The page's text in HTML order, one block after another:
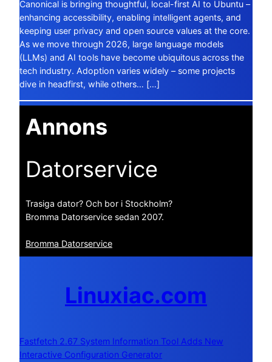
Canonical is bringing thoughtful, local-first AI to Ubuntu –
enhancing accessibility, enabling intelligent agents, and
keeping user privacy and open source values at the core.
As we move through 2026, large language models
(LLMs) and AI tools have become ubiquitous across the
tech industry. Adoption varies widely – some projects
dive in headfirst, while others… […]
Annons
Datorservice
Trasiga dator? Och bor i Stockholm?
Bromma Datorservice sedan 2007.
Bromma Datorservice
Linuxiac.com
Fastfetch 2.67 System Information Tool Adds New
Interactive Configuration Generator